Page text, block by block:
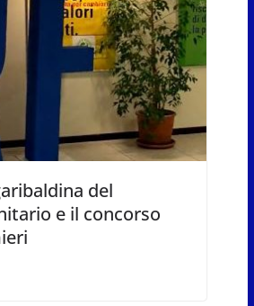
del
e il concorso